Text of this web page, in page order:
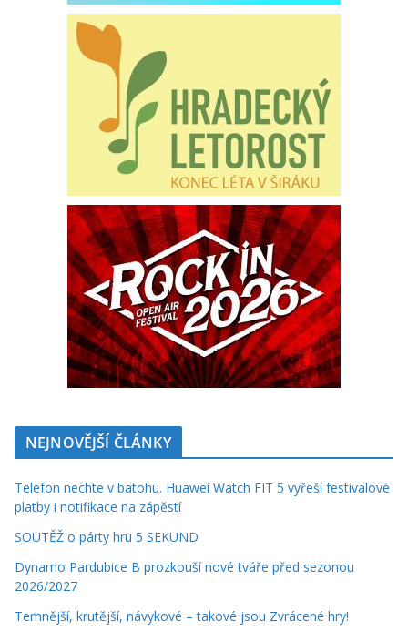
NEJNOVĚJŠÍ ČLÁNKY
Telefon nechte v batohu. Huawei Watch FIT 5 vyřeší festivalové
platby i notifikace na zápěstí
SOUTĚŽ o párty hru 5 SEKUND
Dynamo Pardubice B prozkouší nové tváře před sezonou
2026/2027
Temnější, krutější, návykové – takové jsou Zvrácené hry!